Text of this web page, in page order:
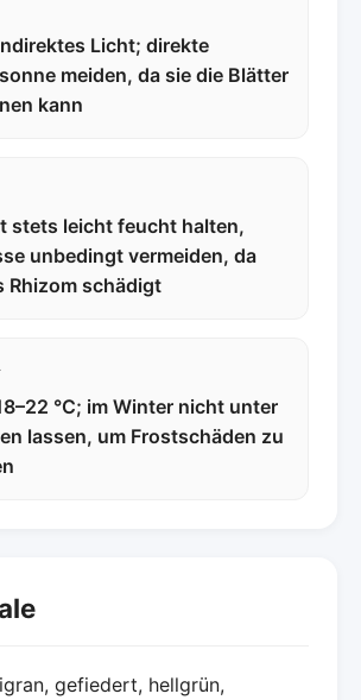
Licht; direkte
meiden, da sie die Blätter
kann
stets leicht feucht halten,
unbedingt vermeiden, da
Rhizom schädigt
°C; im Winter nicht unter
lassen, um Frostschäden zu
gefiedert, hellgrün,